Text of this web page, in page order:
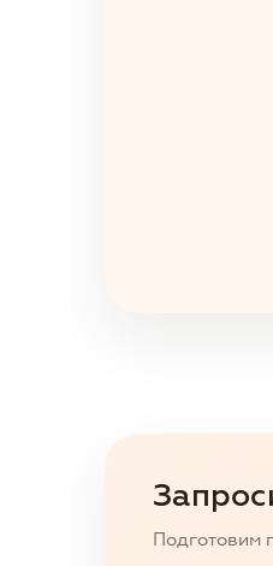
Подготовим